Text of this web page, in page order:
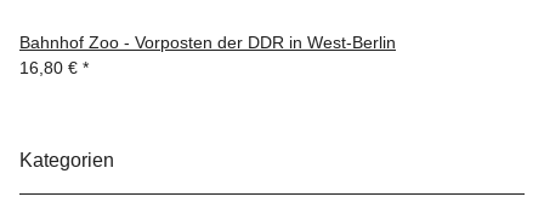
Bahnhof Zoo - Vorposten der DDR in West-Berlin
16,80 € *
Kategorien